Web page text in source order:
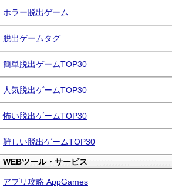
ホラー脱出ゲーム
脱出ゲームタグ
簡単脱出ゲームTOP30
人気脱出ゲームTOP30
怖い脱出ゲームTOP30
難しい脱出ゲームTOP30
WEBツール・サービス
アプリ攻略 AppGames